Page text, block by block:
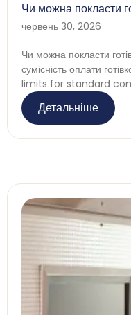
Чи можна покласти
червень 30, 2026
Чи можна покласти
сумісність оплати
limits for standard
Детальніше